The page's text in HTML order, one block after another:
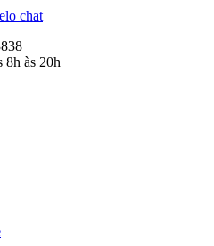
chat
8h às 20h